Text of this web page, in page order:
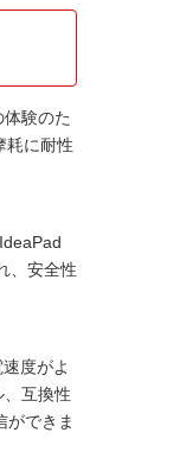
験のた
耗に耐性
、安全性
度がよ
互換性
ができま